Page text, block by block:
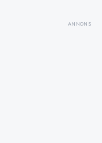
ANNONS